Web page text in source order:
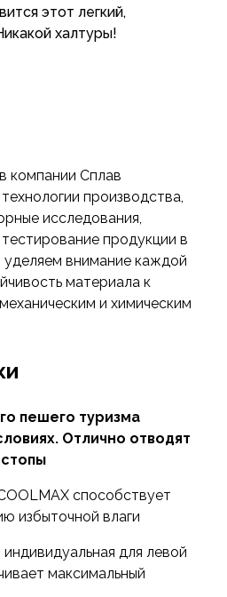
этот легкий,
халтуры!
для правой и левой
будут натирать или
в материал,
носки, играют каждое
друг друга.
влага отводится
хлопок «дышит» и легко
добавляет
- прочности.
здоровье!
компании Сплав
производства,
исследования,
продукции в
уделяем внимание каждой
материала к
и химическим
пешего туризма
Отлично отводят
способствует
избыточной влаги
для левой
максимальный